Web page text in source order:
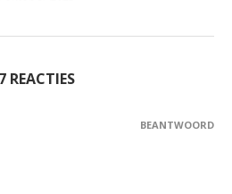
REACTIES
BEANTWOORD